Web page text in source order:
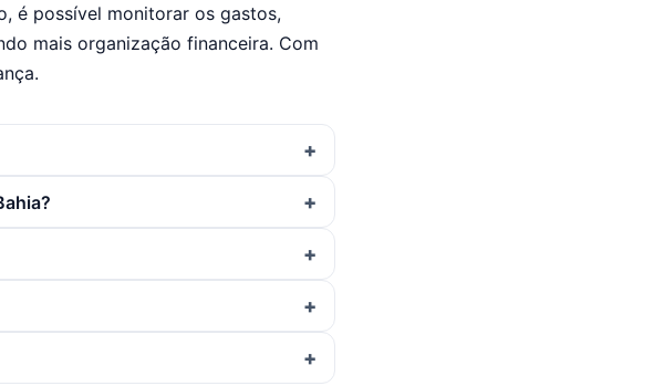
é possível monitorar os gastos,
mais organização financeira. Com